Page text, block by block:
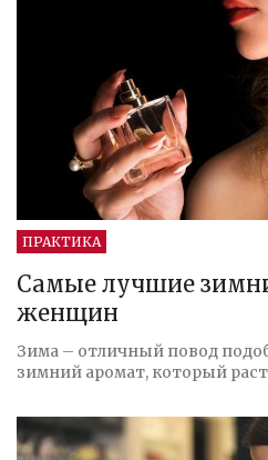
ПРАКТИКА
Самые лучшие
женщин
Зима – отличный повод
зимний аромат, который